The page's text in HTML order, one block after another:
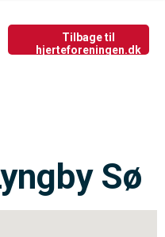
Tilbage til nyside
Sø